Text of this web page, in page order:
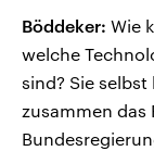
Böddeker: Wie
welche
sind? Sie
zusammen das